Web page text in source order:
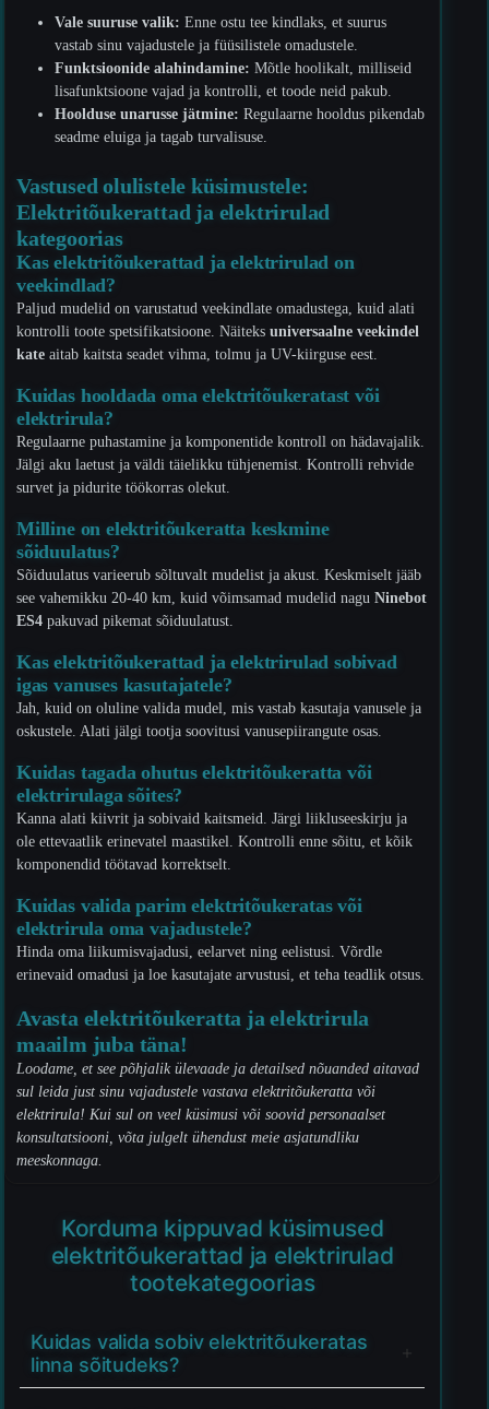
Vale suuruse valik: Enne ostu tee kindlaks, et suurus
vastab sinu vajadustele ja füüsilistele omadustele.
Funktsioonide alahindamine: Mõtle hoolikalt, milliseid
lisafunktsioone vajad ja kontrolli, et toode neid pakub.
Hoolduse unarusse jätmine: Regulaarne hooldus pikendab
seadme eluiga ja tagab turvalisuse.
Vastused olulistele küsimustele:
Elektritõukerattad ja elektrirulad
kategoorias
Kas elektritõukerattad ja elektrirulad on
veekindlad?
Paljud mudelid on varustatud veekindlate omadustega, kuid alati
kontrolli toote spetsifikatsioone. Näiteks universaalne veekindel
kate aitab kaitsta seadet vihma, tolmu ja UV-kiirguse eest.
Kuidas hooldada oma elektritõukeratast või
elektrirula?
Regulaarne puhastamine ja komponentide kontroll on hädavajalik.
Jälgi aku laetust ja väldi täielikku tühjenemist. Kontrolli rehvide
survet ja pidurite töökorras olekut.
Milline on elektritõukeratta keskmine
sõiduulatus?
Sõiduulatus varieerub sõltuvalt mudelist ja akust. Keskmiselt jääb
see vahemikku 20-40 km, kuid võimsamad mudelid nagu Ninebot
ES4 pakuvad pikemat sõiduulatust.
Kas elektritõukerattad ja elektrirulad sobivad
igas vanuses kasutajatele?
Jah, kuid on oluline valida mudel, mis vastab kasutaja vanusele ja
oskustele. Alati jälgi tootja soovitusi vanusepiirangute osas.
Kuidas tagada ohutus elektritõukeratta või
elektrirulaga sõites?
Kanna alati kiivrit ja sobivaid kaitsmeid. Järgi liikluseeskirju ja
ole ettevaatlik erinevatel maastikel. Kontrolli enne sõitu, et kõik
komponendid töötavad korrektselt.
Kuidas valida parim elektritõukeratas või
elektrirula oma vajadustele?
Hinda oma liikumisvajadusi, eelarvet ning eelistusi. Võrdle
erinevaid omadusi ja loe kasutajate arvustusi, et teha teadlik otsus.
Avasta elektritõukeratta ja elektrirula
maailm juba täna!
Loodame, et see põhjalik ülevaade ja detailsed nõuanded aitavad
sul leida just sinu vajadustele vastava elektritõukeratta või
elektrirula! Kui sul on veel küsimusi või soovid personaalset
konsultatsiooni, võta julgelt ühendust meie asjatundliku
meeskonnaga.
Korduma kippuvad küsimused
elektritõukerattad ja elektrirulad
tootekategoorias
Kuidas valida sobiv elektritõukeratas
linna sõitudeks?